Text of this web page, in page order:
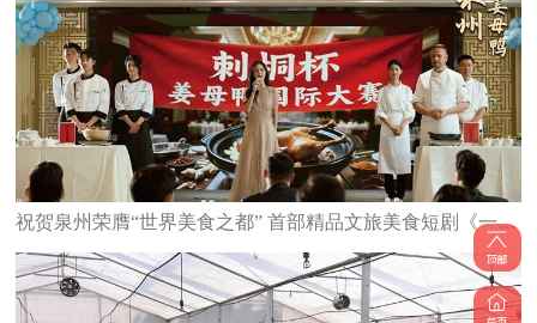
祝贺泉州荣膺“世界美食之都” 首部精品文旅美食短剧《一碗泉州之姜母鸭》6日上线